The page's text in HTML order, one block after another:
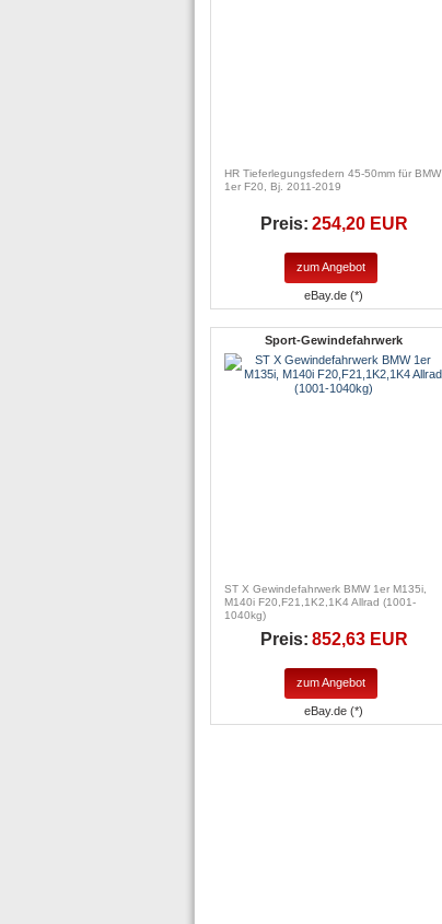
HR Tieferlegungsfedern 45-50mm für BMW
1er F20, Bj. 2011-2019
Preis: 254,20 EUR
zum Angebot
eBay.de (*)
Sport-Gewindefahrwerk
ST X Gewindefahrwerk BMW 1er M135i,
M140i F20,F21,1K2,1K4 Allrad (1001-
1040kg)
Preis: 852,63 EUR
zum Angebot
eBay.de (*)